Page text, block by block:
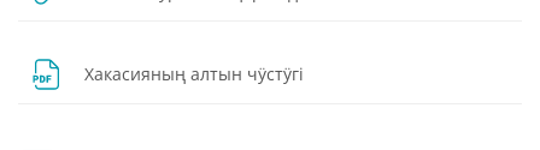
Хакасияның алтын чӱстӱгi